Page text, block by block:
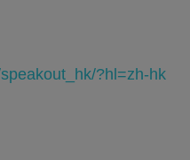
?hl=zh-hk